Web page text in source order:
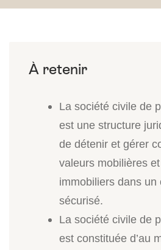
La société civile de
est une structure
de détenir et gérer
valeurs mobilières
immobiliers dans un
sécurisé.
La société civile de
est constituée d’au